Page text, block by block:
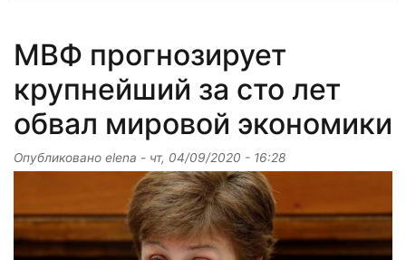
МВФ прогнозирует
крупнейший за сто лет
обвал мировой экономики
Опубликовано elena - чт, 04/09/2020 - 16:28